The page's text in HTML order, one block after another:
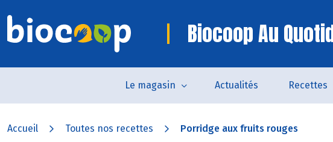
Biocoop Au
Le magasin Actualités Recettes
Accueil Toutes nos recettes Porridge aux fruits rouges